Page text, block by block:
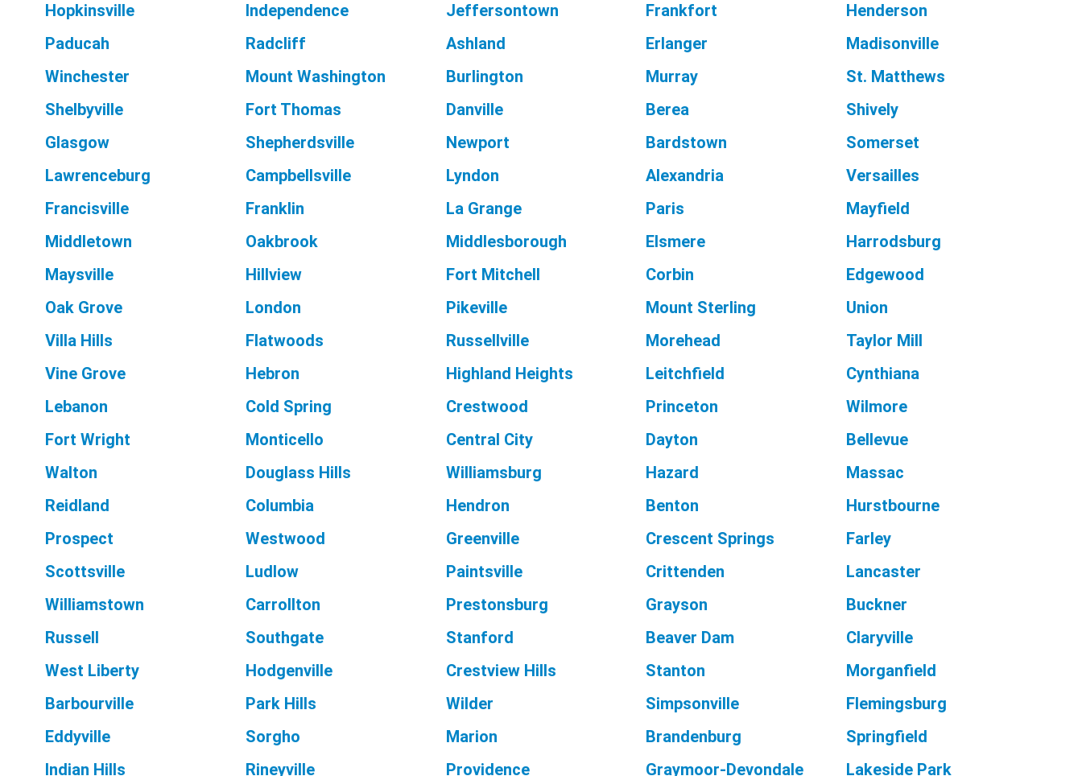
Hopkinsville
Independence Jeffersontown Frankfort
Henderson
Paducah
Radcliff Ashland Erlanger
Madisonville
Winchester
Mount Washington Burlington Murray
St. Matthews
Shelbyville
Fort Thomas Danville Berea
Shively
Glasgow
Shepherdsville Newport Bardstown
Somerset
Lawrenceburg
Campbellsville Lyndon Alexandria
Versailles
Francisville
Franklin La Grange Paris
Mayfield
Middletown
Oakbrook Middlesborough Elsmere
Harrodsburg
Maysville
Hillview Fort Mitchell Corbin
Edgewood
Oak Grove
London Pikeville Mount Sterling
Union
Villa Hills
Flatwoods Russellville Morehead
Taylor Mill
Vine Grove
Hebron Highland Heights Leitchfield
Cynthiana
Lebanon
Cold Spring Crestwood Princeton
Wilmore
Fort Wright
Monticello Central City Dayton
Bellevue
Walton
Douglass Hills Williamsburg Hazard
Massac
Reidland
Columbia Hendron Benton
Hurstbourne
Prospect
Westwood Greenville Crescent Springs
Farley
Scottsville
Ludlow Paintsville Crittenden
Lancaster
Williamstown
Carrollton Prestonsburg Grayson
Buckner
Russell
Southgate Stanford Beaver Dam
Claryville
West Liberty
Hodgenville Crestview Hills Stanton
Morganfield
Barbourville
Park Hills Wilder Simpsonville
Flemingsburg
Eddyville
Sorgho Marion Brandenburg
Springfield
Indian Hills
Rineyville Providence Graymoor-Devondale
Lakeside Park